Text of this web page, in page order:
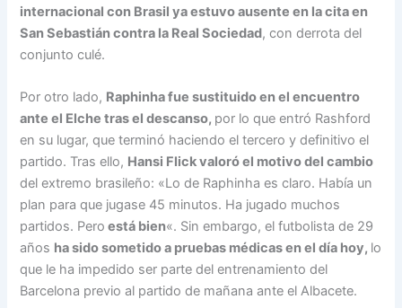
internacional con Brasil ya estuvo ausente en la cita en
San Sebastián contra la Real Sociedad, con derrota del
conjunto culé.
Por otro lado, Raphinha fue sustituido en el encuentro
ante el Elche tras el descanso, por lo que entró Rashford
en su lugar, que terminó haciendo el tercero y definitivo el
partido. Tras ello, Hansi Flick valoró el motivo del cambio
del extremo brasileño: «Lo de Raphinha es claro. Había un
plan para que jugase 45 minutos. Ha jugado muchos
partidos. Pero está bien«. Sin embargo, el futbolista de 29
años ha sido sometido a pruebas médicas en el día hoy, lo
que le ha impedido ser parte del entrenamiento del
Barcelona previo al partido de mañana ante el Albacete.